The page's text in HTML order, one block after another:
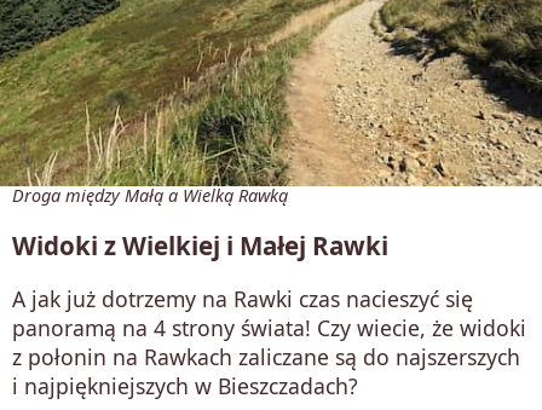
Droga między Małą a Wielką Rawką
Widoki z Wielkiej i Małej Rawki
A jak już dotrzemy na Rawki czas nacieszyć się
panoramą na 4 strony świata! Czy wiecie, że widoki
z połonin na Rawkach zaliczane są do najszerszych
i najpiękniejszych w Bieszczadach?